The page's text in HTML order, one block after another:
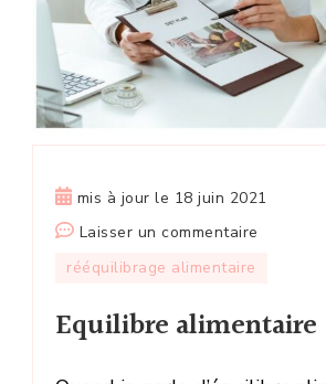
mis à jour le 18 juin 2021
Laisser un commentaire
rééquilibrage alimentaire
Equilibre alimentaire